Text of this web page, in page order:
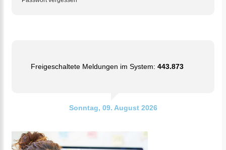
Freigeschaltete Meldungen im System: 443.873
Sonntag, 09. August 2026